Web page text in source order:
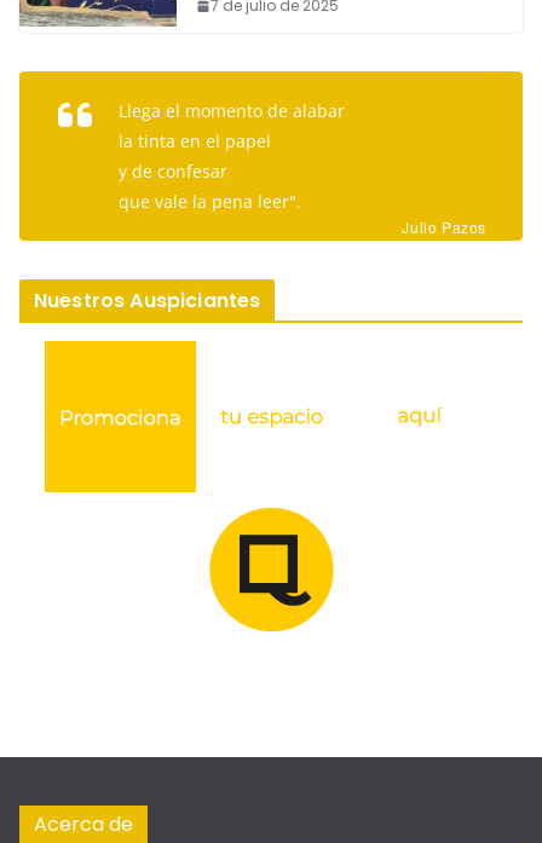
7 de julio de 2025
Llega el momento de alabar
la tinta en el papel
y de confesar
que vale la pena leer".
Julio Pazos
Nuestros Auspiciantes
Acerca de